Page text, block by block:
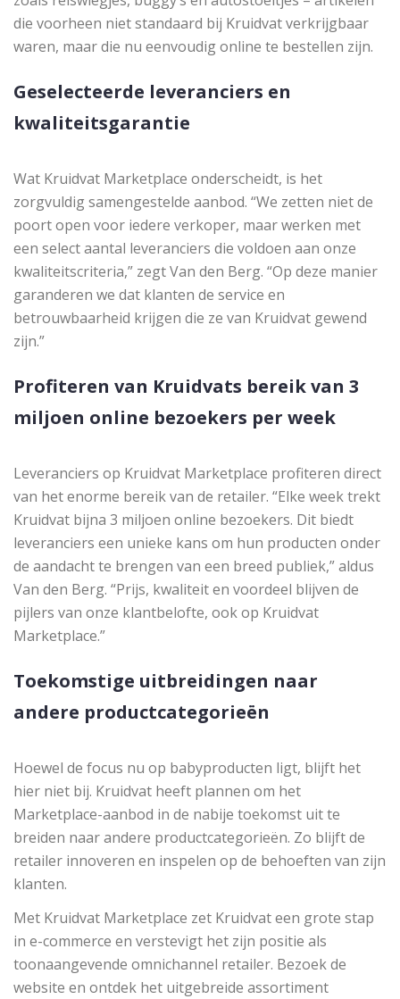
die voorheen niet standaard bij Kruidvat verkrijgbaar
waren, maar die nu eenvoudig online te bestellen zijn.
Geselecteerde leveranciers en
kwaliteitsgarantie
Wat Kruidvat Marketplace onderscheidt, is het
zorgvuldig samengestelde aanbod. “We zetten niet de
poort open voor iedere verkoper, maar werken met
een select aantal leveranciers die voldoen aan onze
kwaliteitscriteria,” zegt Van den Berg. “Op deze manier
garanderen we dat klanten de service en
betrouwbaarheid krijgen die ze van Kruidvat gewend
zijn.”
Profiteren van Kruidvats bereik van 3
miljoen online bezoekers per week
Leveranciers op Kruidvat Marketplace profiteren direct
van het enorme bereik van de retailer. “Elke week trekt
Kruidvat bijna 3 miljoen online bezoekers. Dit biedt
leveranciers een unieke kans om hun producten onder
de aandacht te brengen van een breed publiek,” aldus
Van den Berg. “Prijs, kwaliteit en voordeel blijven de
pijlers van onze klantbelofte, ook op Kruidvat
Marketplace.”
Toekomstige uitbreidingen naar
andere productcategorieën
Hoewel de focus nu op babyproducten ligt, blijft het
hier niet bij. Kruidvat heeft plannen om het
Marketplace-aanbod in de nabije toekomst uit te
breiden naar andere productcategorieën. Zo blijft de
retailer innoveren en inspelen op de behoeften van zijn
klanten.
Met Kruidvat Marketplace zet Kruidvat een grote stap
in e-commerce en verstevigt het zijn positie als
toonaangevende omnichannel retailer. Bezoek de
website en ontdek het uitgebreide assortiment